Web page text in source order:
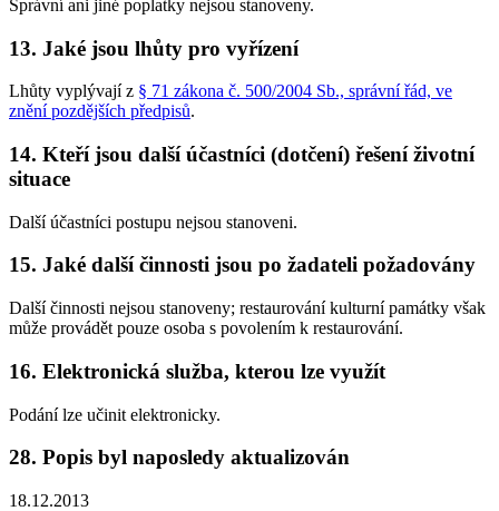
Správní ani jiné poplatky nejsou stanoveny.
13. Jaké jsou lhůty pro vyřízení
Lhůty vyplývají z § 71 zákona č. 500/2004 Sb., správní řád, ve
znění pozdějších předpisů.
14. Kteří jsou další účastníci (dotčení) řešení životní
situace
Další účastníci postupu nejsou stanoveni.
15. Jaké další činnosti jsou po žadateli požadovány
Další činnosti nejsou stanoveny; restaurování kulturní památky však
může provádět pouze osoba s povolením k restaurování.
16. Elektronická služba, kterou lze využít
Podání lze učinit elektronicky.
28. Popis byl naposledy aktualizován
18.12.2013